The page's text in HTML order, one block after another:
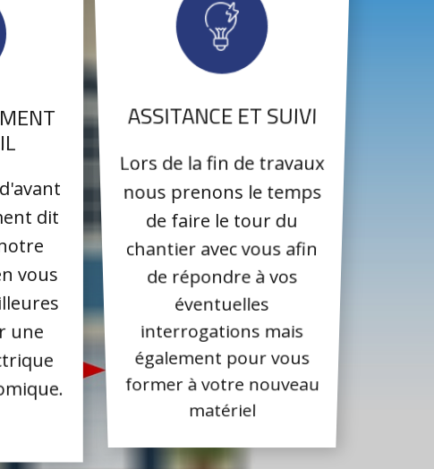
dit
vous
une
ASSITANCE ET SUIVI
Lors de la fin de travaux
nous prenons le temps
de faire le tour du
chantier avec vous afin
de répondre à vos
éventuelles
interrogations mais
également pour vous
former à votre nouveau
matériel